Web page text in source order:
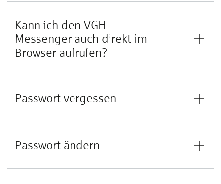
Kann ich den VGH
Messenger auch direkt im
Browser aufrufen?
Passwort vergessen
Passwort ändern